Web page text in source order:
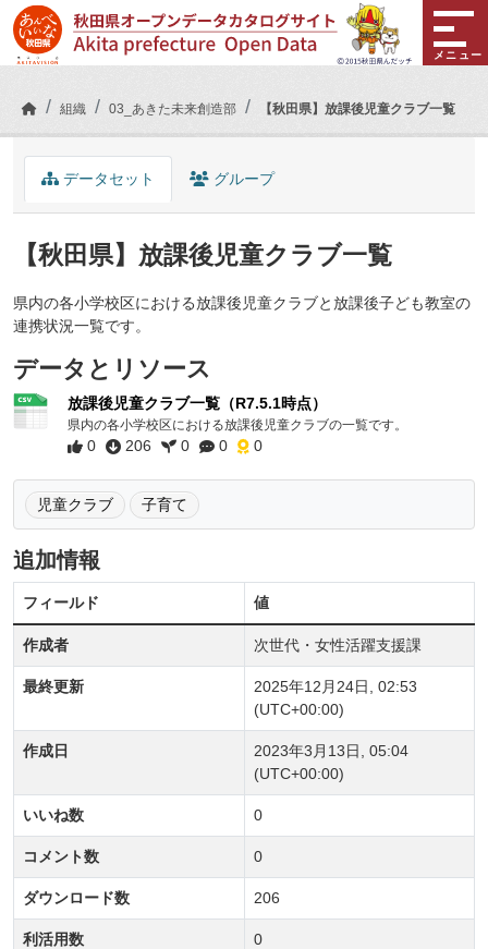
Skip to main content
メニュー
組織 03_あきた未来創造部 【秋田県】放課後児童クラブ一覧
データセット グループ
【秋田県】放課後児童クラブ一覧
県内の各小学校区における放課後児童クラブと放課後子ども教室の
連携状況一覧です。
データとリソース
放課後児童クラブ一覧（R7.5.1時点）
県内の各小学校区における放課後児童クラブの一覧です。
0 206 0 0 0
児童クラブ 子育て
追加情報
フィールド 値
作成者 次世代・女性活躍支援課
最終更新
2025年12月24日, 02:53
(UTC+00:00)
作成日
2023年3月13日, 05:04
(UTC+00:00)
いいね数 0
コメント数 0
ダウンロード数 206
利活用数 0